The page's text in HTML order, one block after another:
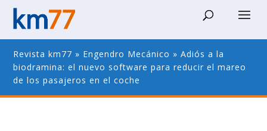
Revista km77 » Engendro Mecánico »Adiós a la
biodramina: el nuevo software para reducir el mareo
de los pasajeros en el coche